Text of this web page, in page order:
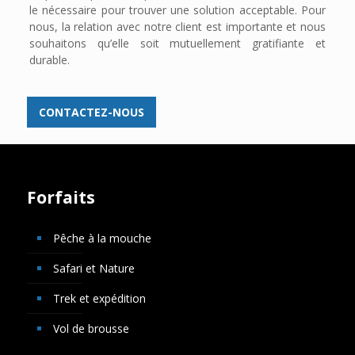
le nécessaire pour trouver une solution acceptable. Pour
nous, la relation avec notre client est importante et nous
souhaitons qu’elle soit mutuellement gratifiante et
durable.
CONTACTEZ-NOUS
Forfaits
Pêche à la mouche
Safari et Nature
Trek et expédition
Vol de brousse